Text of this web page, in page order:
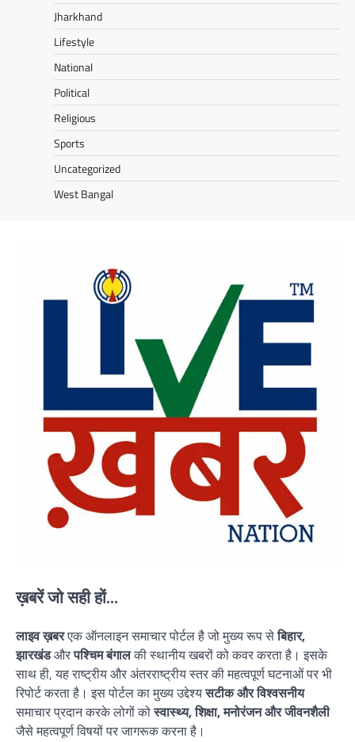
Jharkhand
Lifestyle
National
Political
Religious
Sports
Uncategorized
West Bangal
ख़बरें जो सही हों...
लाइव ख़बरएक ऑनलाइन समाचार पोर्टल है जो मुख्य रूप सेबिहार,
झारखंडऔरपश्चिम बंगालकी स्थानीय खबरों को कवर करता है। इसके
साथ ही, यह राष्ट्रीय और अंतरराष्ट्रीय स्तर की महत्वपूर्ण घटनाओं पर भी
रिपोर्ट करता है। इस पोर्टल का मुख्य उद्देश्यसटीक और विश्वसनीय
समाचार प्रदान करके लोगों कोस्वास्थ्य, शिक्षा, मनोरंजन और जीवनशैली
जैसे महत्वपूर्ण विषयों पर जागरूक करना है।